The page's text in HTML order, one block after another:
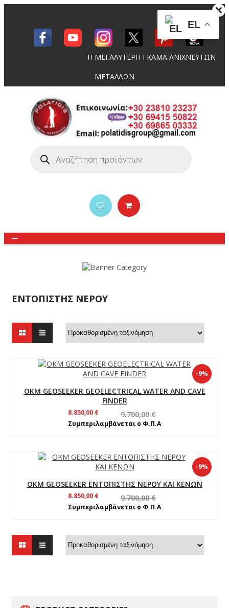
Η ΜΕΓΑΛΥΤΕΡΗ ΓΚΑΜΑ ΑΝΙΧΝΕΥΤΩΝ
ΜΕΤΑΛΛΩΝ
ΕΝΤΟΠΙΣΤΉΣ ΝΕΡΟΎ
-9%
OKM GEOSEEKER GEOELECTRICAL WATER AND CAVE
FINDER
9.700,00€
Original
price
was:
8.850,00 €
τρέχουσα
τιμή
Συμπεριλαμβάνεται ο Φ.Π.Α
-9%
OKM GEOSEEKER ΕΝΤΟΠΙΣΤΗΣ ΝΕΡΟΥ ΚΑΙ ΚΕΝΩΝ
9.700,00€
Original
price
was:
8.850,00 €
τρέχουσα
τιμή
Συμπεριλαμβάνεται ο Φ.Π.Α
EL